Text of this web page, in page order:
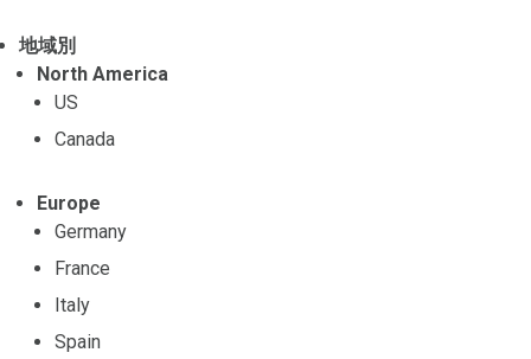
地域別
North America
US
Canada
Europe
Germany
France
Italy
Spain